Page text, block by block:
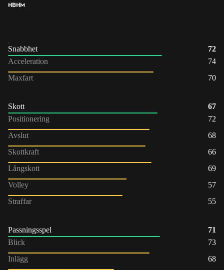
HBHM
Snabbhet
72
Acceleration
74
Maxfart
70
Skott
67
Positionering
72
Avslut
68
Skottkraft
66
Långskott
69
Volley
57
Straffar
55
Passningsspel
71
Blick
73
Inlägg
68